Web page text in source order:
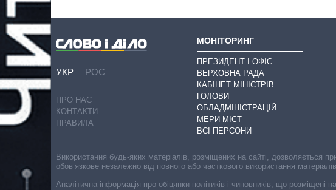
УКР РОС
ПРО НАС
КОНТАКТИ
ПРАВИЛА
МОНІТОРИНГ
ПРЕЗИДЕНТ І ОФІС
ВЕРХОВНА РАДА
КАБІНЕТ МІНІСТРІВ
ГОЛОВИ
ОБЛАДМІНІСТРАЦІЙ
МЕРИ МІСТ
ВСІ ПЕРСОНИ
Використання будь-яких матеріалів, розміщених на сайті, дозволяється
обов’язкове незалежно від повного або часткового використання матеріалів.
Аналітична інформація про обіцянки політиків і чиновників, що